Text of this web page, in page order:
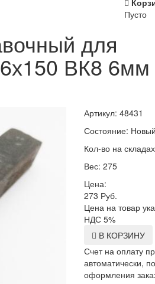
Пусто
для
ВК8 6мм
Артикул: 48431
Состояние: Новый
Кол-во на
Вес: 275
Цена:
273 Руб.
Цена на товар
НДС 5%
В КОРЗИНУ
Счет на оплату
автоматически,
оформления